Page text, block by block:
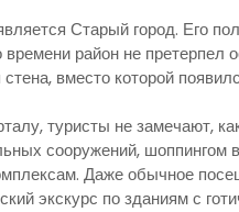
Старый город. Его
район не претерпел
вместо которой
туристы не замечают,
сооружений, шоппингом
Даже обычное
экскурс по зданиям с